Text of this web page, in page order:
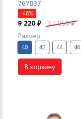
767037
-46%
9 220 ₽ 17 060₽
Размер
40 42 44 46
В корзину